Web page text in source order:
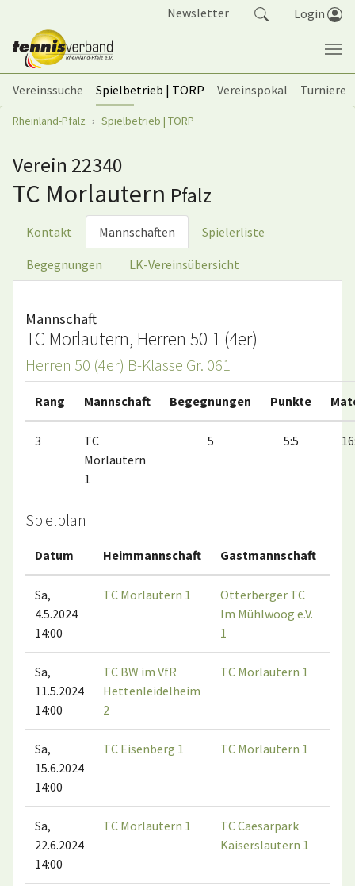
Newsletter Login
Vereinssuche Spielbetrieb | TORP Vereinspokal
Turniere
Sie sind hier:
Rheinland-Pfalz Spielbetrieb | TORP
Verein 22340
TC Morlautern Pfalz
Kontakt Mannschaften Spielerliste
Begegnungen LK-Vereinsübersicht
Mannschaft
TC Morlautern, Herren 50 1 (4er)
Herren 50 (4er) B-Klasse Gr. 061
Rang Mannschaft Begegnungen Punkte
3
TC
Morlautern
1
5 5:5
Spielplan
Datum Heimmannschaft Gastmannschaft
Sa,
4.5.2024
14:00
TC Morlautern 1
Otterberger TC
Im Mühlwoog e.V.
1
Sa,
11.5.2024
14:00
TC BW im VfR
Hettenleidelheim
2
TC Morlautern 1
Sa,
15.6.2024
14:00
TC Eisenberg 1 TC Morlautern 1
Sa,
22.6.2024
14:00
TC Morlautern 1
TC Caesarpark
Kaiserslautern 1